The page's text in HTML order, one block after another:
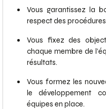
Vous garantissez la
respect des
Vous fixez des
chaque membre de
résultats.
Vous formez les
le développement
équipes en place.